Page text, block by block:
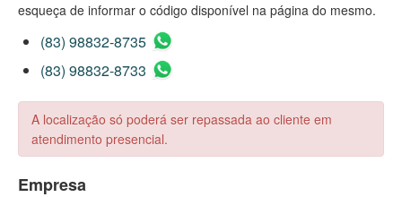
esqueça de informar o código disponível na página do mesmo.
(83) 98832-8735
(83) 98832-8733
A localização só poderá ser repassada ao cliente em
atendimento presencial.
Empresa